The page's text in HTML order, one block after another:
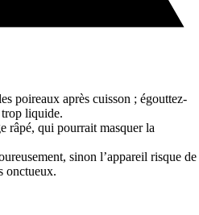
poireaux après cuisson ; égouttez-
liquide.
râpé, qui pourrait masquer la
sinon l’appareil risque de
onctueux.